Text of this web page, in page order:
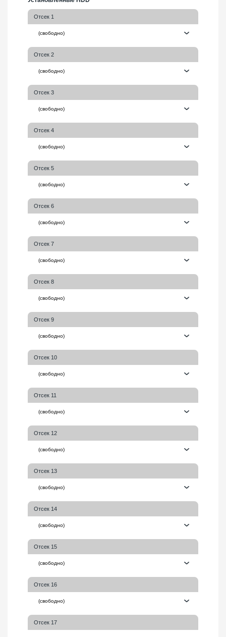
Отсек 1
Отсек 2
Отсек 3
Отсек 4
Отсек 5
Отсек 6
Отсек 7
Отсек 8
Отсек 9
Отсек 10
Отсек 11
Отсек 12
Отсек 13
Отсек 14
Отсек 15
Отсек 16
Отсек 17